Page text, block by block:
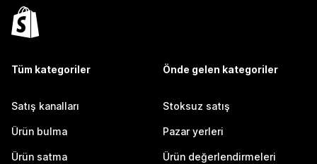
Tüm kategoriler
Satış kanalları
Ürün bulma
Ürün satma
Önde gelen kategoriler
Stoksuz satış
Pazar yerleri
Ürün değerlendirmeleri